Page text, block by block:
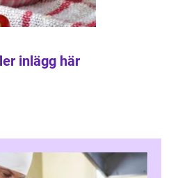
inlägg här